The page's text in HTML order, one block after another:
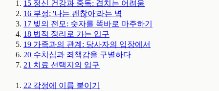
15 정신 건강과 중독: 겹치는 어려움
16 부정: '나는 괜찮아'라는 벽
17 빚의 전모: 숫자를 똑바로 마주하기
18 법적 정리로 가는 입구
19 가족과의 관계: 당사자의 입장에서
20 수치심과 죄책감을 구별하다
21 치료 선택지의 입구
22 감정에 이름 붙이기